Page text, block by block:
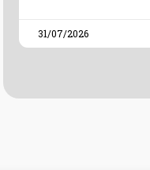
31/07/2026